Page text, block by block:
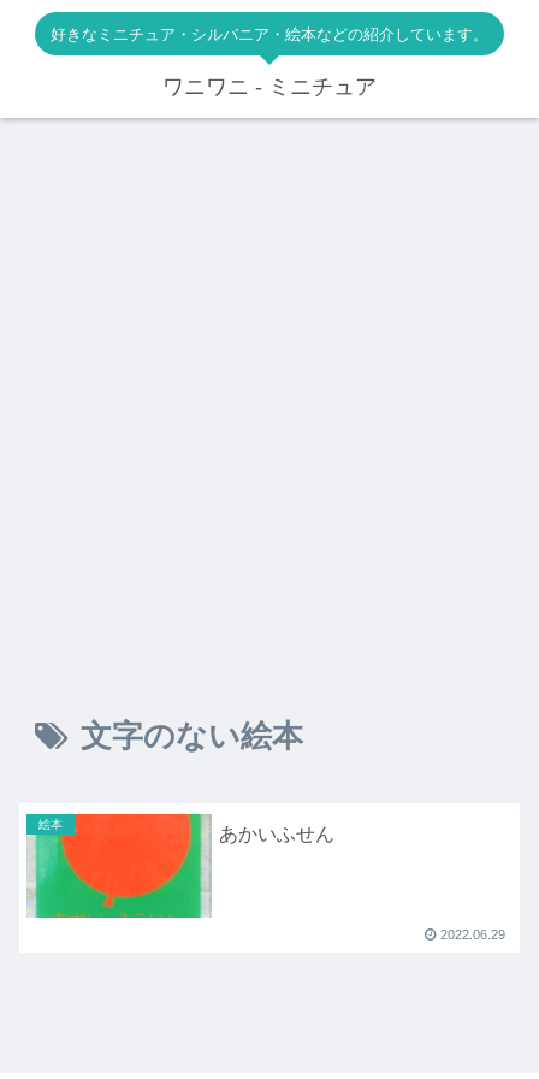
好きなミニチュア・シルバニア・絵本などの紹介しています。
ワニワニ - ミニチュア
文字のない絵本
絵本 あかいふせん
2022.06.29